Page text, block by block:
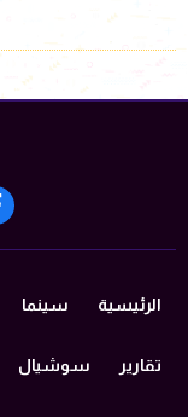
الرئيسية سينما
تقارير سوشيال